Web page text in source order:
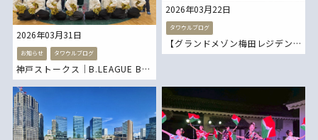
2026年03月31日
お知らせ タワウルブログ
神戸ストークス｜B.LEAGUE B2
2025-26シーズン 西地区優勝決
定
神戸ストークス プロバスケッ
2026年03月22日
タワウルブログ
【グランドメゾン梅田レジデン
スタワー】いよいよ販売開
積水ハウス株式会社 大阪タワ
ーマンション 新築タワーマン
ション